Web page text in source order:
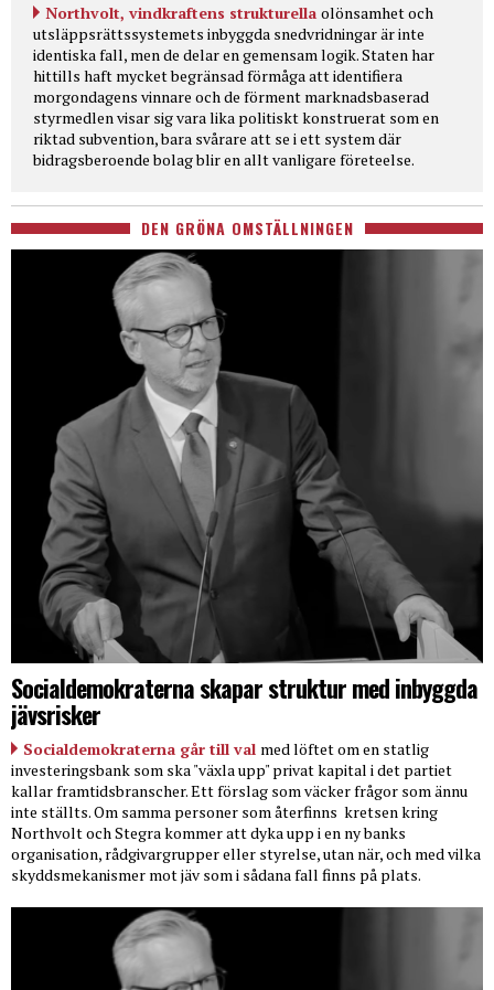
Northvolt, vindkraftens strukturella olönsamhet och
utsläppsrättssystemets inbyggda snedvridningar är inte
identiska fall, men de delar en gemensam logik. Staten har
hittills haft mycket begränsad förmåga att identifiera
morgondagens vinnare och de förment marknadsbaserad
styrmedlen visar sig vara lika politiskt konstruerat som en
riktad subvention, bara svårare att se i ett system där
bidragsberoende bolag blir en allt vanligare företeelse.
DEN GRÖNA OMSTÄLLNINGEN
Socialdemokraterna skapar struktur med inbyggda
jävsrisker
Socialdemokraterna går till val med löftet om en statlig
investeringsbank som ska "växla upp" privat kapital i det partiet
kallar framtidsbranscher. Ett förslag som väcker frågor som ännu
inte ställts. Om samma personer som återfinns kretsen kring
Northvolt och Stegra kommer att dyka upp i en ny banks
organisation, rådgivargrupper eller styrelse, utan när, och med vilka
skyddsmekanismer mot jäv som i sådana fall finns på plats.